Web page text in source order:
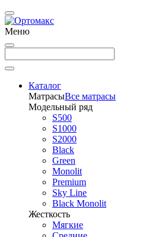
Меню
Каталог
МатрасыВсе матрасы
Модельный ряд
S500
S1000
S2000
Black
Green
Monolit
Premium
Sky Line
Black Monolit
Жесткость
Мягкие